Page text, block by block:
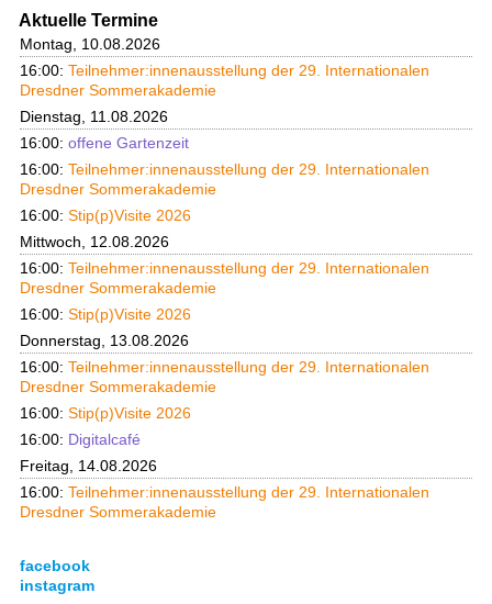
Aktuelle Termine
Montag, 10.08.2026
16:00: Teilnehmer:innenausstellung der 29. Internationalen
Dresdner Sommerakademie
Dienstag, 11.08.2026
16:00: offene Gartenzeit
16:00: Teilnehmer:innenausstellung der 29. Internationalen
Dresdner Sommerakademie
16:00: Stip(p)Visite 2026
Mittwoch, 12.08.2026
16:00: Teilnehmer:innenausstellung der 29. Internationalen
Dresdner Sommerakademie
16:00: Stip(p)Visite 2026
Donnerstag, 13.08.2026
16:00: Teilnehmer:innenausstellung der 29. Internationalen
Dresdner Sommerakademie
16:00: Stip(p)Visite 2026
16:00: Digitalcafé
Freitag, 14.08.2026
16:00: Teilnehmer:innenausstellung der 29. Internationalen
Dresdner Sommerakademie
facebook
instagram